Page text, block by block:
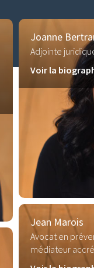
Joanne
Adjointe
Voir la
Jean Marois
Avocat en
médiateur